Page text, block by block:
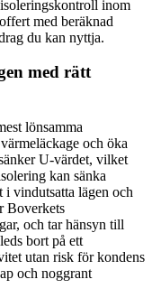
inom
med beräknad
du kan nyttja.
med rätt
lönsamma
och öka
U-värdet, vilket
kan sänka
i vindutsatta lägen och
Boverkets
och tar hänsyn till
bort på ett
utan risk för kondens
och noggrant